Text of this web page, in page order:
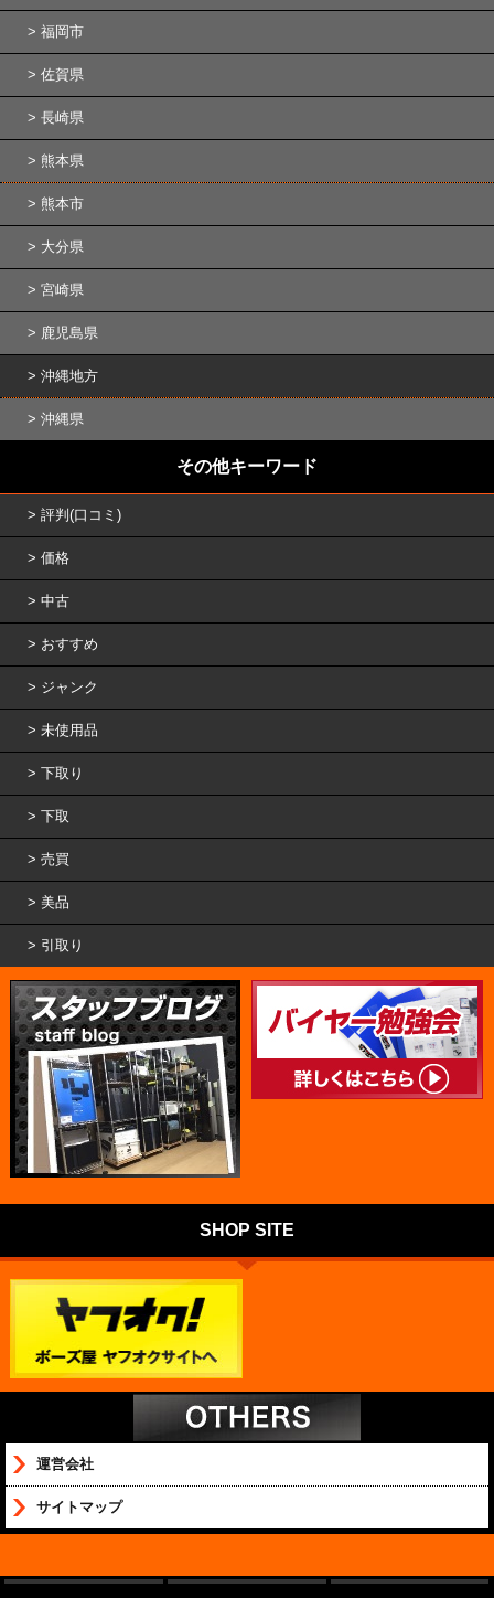
福岡市
佐賀県
長崎県
熊本県
熊本市
大分県
宮崎県
鹿児島県
沖縄地方
沖縄県
その他キーワード
評判(口コミ)
価格
中古
おすすめ
ジャンク
未使用品
下取り
下取
売買
美品
引取り
SHOP SITE
運営会社
サイトマップ